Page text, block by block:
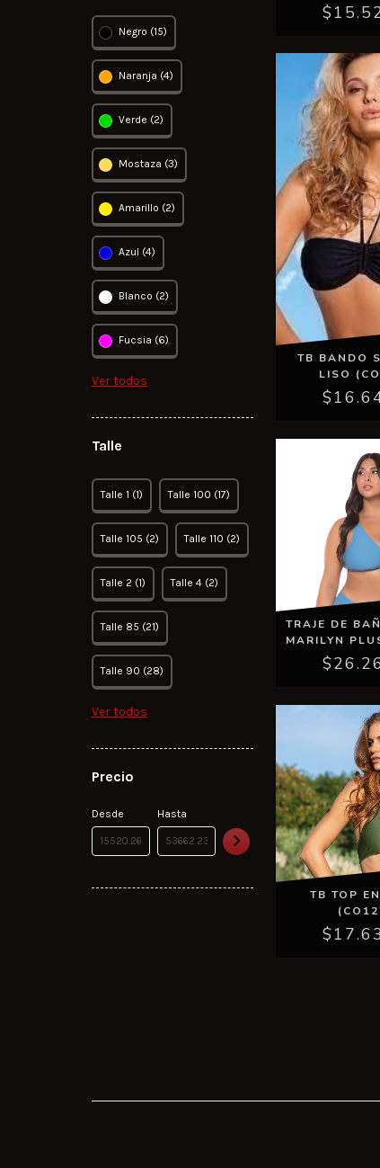
Negro (15)
Naranja (4)
Verde (2)
Mostaza (3)
Amarillo (2)
Azul (4)
Blanco (2)
Fucsia (6)
Ver todos
Talle
Talle 1 (1) Talle 100 (17)
Talle 105 (2) Talle 110 (2)
Talle 2 (1) Talle 4 (2)
Talle 85 (21)
Talle 90 (28)
Ver todos
Precio
Desde Hasta
TB BANDO
LISO
TRAJE DE
MARILYN
TB TOP